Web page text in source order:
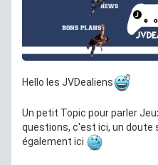
Hello les JVDealiens
Un petit Topic pour parler
questions, c'est ici, un doute
également ici